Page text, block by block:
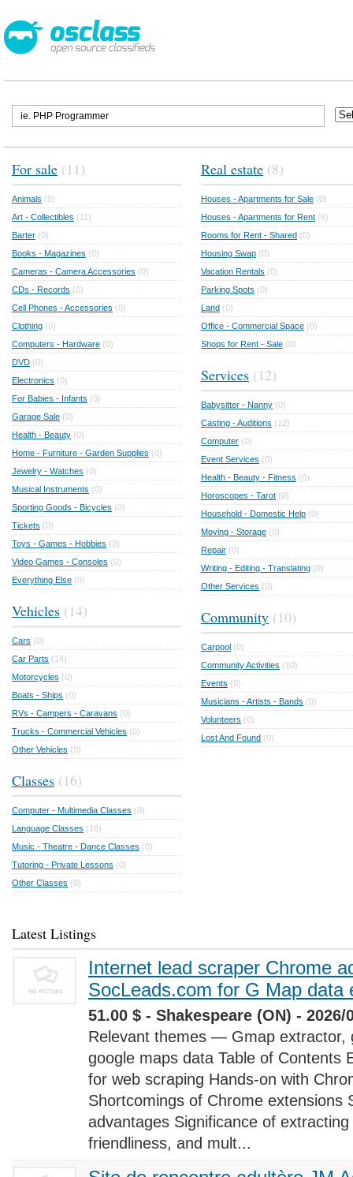
For sale (11)
Animals (0)
Art - Collectibles (11)
Barter (0)
Books - Magazines (0)
Cameras - Camera Accessories (0)
CDs - Records (0)
Cell Phones - Accessories (0)
Clothing (0)
Computers - Hardware (0)
DVD (0)
Electronics (0)
For Babies - Infants (0)
Garage Sale (0)
Health - Beauty (0)
Home - Furniture - Garden Supplies (0)
Jewelry - Watches (0)
Musical Instruments (0)
Sporting Goods - Bicycles (0)
Tickets (0)
Toys - Games - Hobbies (0)
Video Games - Consoles (0)
Everything Else (0)
Vehicles (14)
Cars (0)
Car Parts (14)
Motorcycles (0)
Boats - Ships (0)
RVs - Campers - Caravans (0)
Trucks - Commercial Vehicles (0)
Other Vehicles (0)
Classes (16)
Computer - Multimedia Classes (0)
Language Classes (16)
Music - Theatre - Dance Classes (0)
Tutoring - Private Lessons (0)
Other Classes (0)
Real estate (8)
Houses - Apartments for Sale (0)
Houses - Apartments for Rent (8)
Rooms for Rent - Shared (0)
Housing Swap (0)
Vacation Rentals (0)
Parking Spots (0)
Land (0)
Office - Commercial Space (0)
Shops for Rent - Sale (0)
Services (12)
Babysitter - Nanny (0)
Casting - Auditions (12)
Computer (0)
Event Services (0)
Health - Beauty - Fitness (0)
Horoscopes - Tarot (0)
Household - Domestic Help (0)
Moving - Storage (0)
Repair (0)
Writing - Editing - Translating (0)
Other Services (0)
Community (10)
Carpool (0)
Community Activities (10)
Events (0)
Musicians - Artists - Bands (0)
Volunteers (0)
Lost And Found (0)
Latest Listings
Internet lead scraper Chrome
SocLeads.com for G Map data
51.00 $ - Shakespeare (ON) - 2026/
Relevant themes — Gmap extractor,
google maps data Table of Contents
for web scraping Hands-on with
Shortcomings of Chrome extensions
advantages Significance of
friendliness, and mult...